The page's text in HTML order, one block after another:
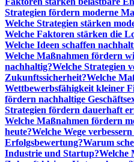
Strategien fördern moderne
Welche Strategien stärken
Welche Faktoren stärken die
Welche Ideen schaffen
Welche Maßnahmen fördern
nachhaltig?Welche Strategien
Zukunftssicherheit?Welche
Wettbewerbsfähigkeit kleiner
fördern nachhaltige
Strategien fördern dauerhaft
Welche Maßnahmen fördern
heute?Welche Wege
Erfolgsbewertung?Warum
Industrie und Startup?Welche